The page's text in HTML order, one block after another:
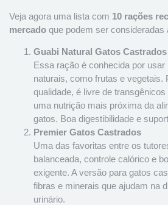
Veja agora uma lista com 10 rações
mercado que podem ser consideradas
Guabi Natural Gatos Castrados
Essa ração é conhecida por usar
naturais, como frutas e vegetais.
qualidade, é livre de
uma nutrição mais próxima da
gatos. Boa digestibilidade e
Premier Gatos Castrados
Uma das favoritas entre os
balanceada, controle calórico e
exigente. A versão para gatos
fibras e minerais que ajudam na
urinário.